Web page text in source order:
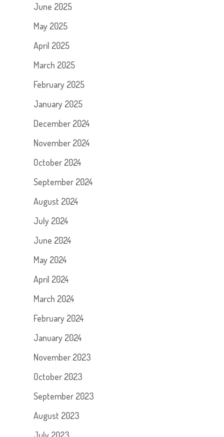
June 2025
May 2025
April 2025
March 2025
February 2025
January 2025
December 2024
November 2024
October 2024
September 2024
August 2024
July 2024
June 2024
May 2024
April 2024
March 2024
February 2024
January 2024
November 2023
October 2023
September 2023
August 2023